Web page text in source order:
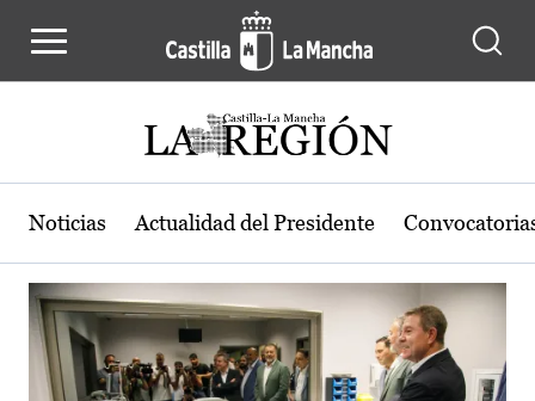
Actualidad de la región de Castilla-
Noticias Actualidad del Presidente